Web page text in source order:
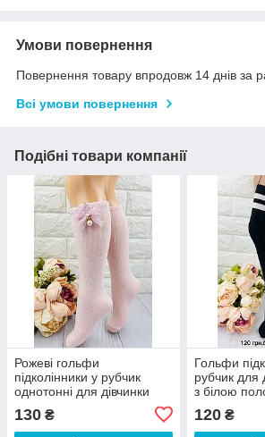
Умови повернення
Повернення товару впродовж 14 днів за
Всі умови повернення
Подібні товари компанії
Рожеві гольфи
підколінники у рубчик
однотонні для дівчинки
130 ₴
Гольфи
рубчик для
з білою
120₴